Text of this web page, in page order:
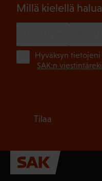
Millä kielellä
Hyväksyn
SAK:n
Tilaa